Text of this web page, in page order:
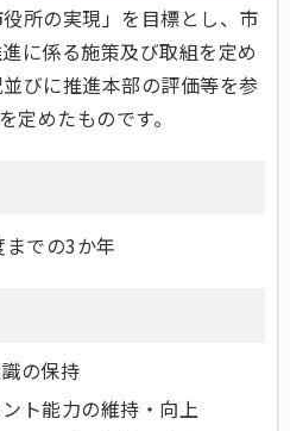
役所の実現」を目標とし、市
に係る施策及び取組を定め
びに推進本部の評価等を参
定めたものです。
での3か年
の保持
ト能力の維持・向上